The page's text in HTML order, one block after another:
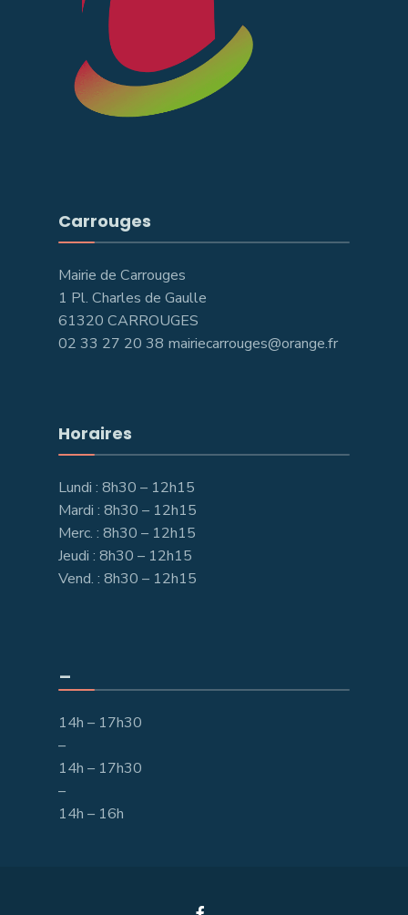
Carrouges
Mairie de Carrouges
1 Pl. Charles de Gaulle
61320 CARROUGES
02 33 27 20 38 mairiecarrouges@orange.fr
Horaires
Lundi : 8h30 – 12h15
Mardi : 8h30 – 12h15
Merc. : 8h30 – 12h15
Jeudi : 8h30 – 12h15
Vend. : 8h30 – 12h15
14h – 17h30
–
14h – 17h30
–
14h – 16h